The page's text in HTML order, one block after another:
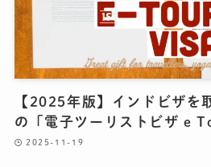
【2025年版】インドビザを
の「電子ツーリストビザ e
2025-11-19